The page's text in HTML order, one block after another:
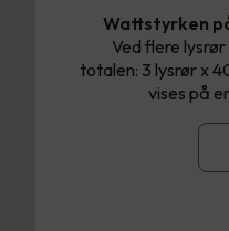
Wattstyrken
Ved flere
totalen: 3 lysrør x
vises på